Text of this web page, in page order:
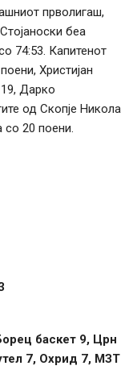
прволигаш,
беа
74:53. Капитенот
Христијан
Дарко
од Скопје Никола
со 20 поени.
баскет 9, Црн
7, Охрид 7, МЗТ